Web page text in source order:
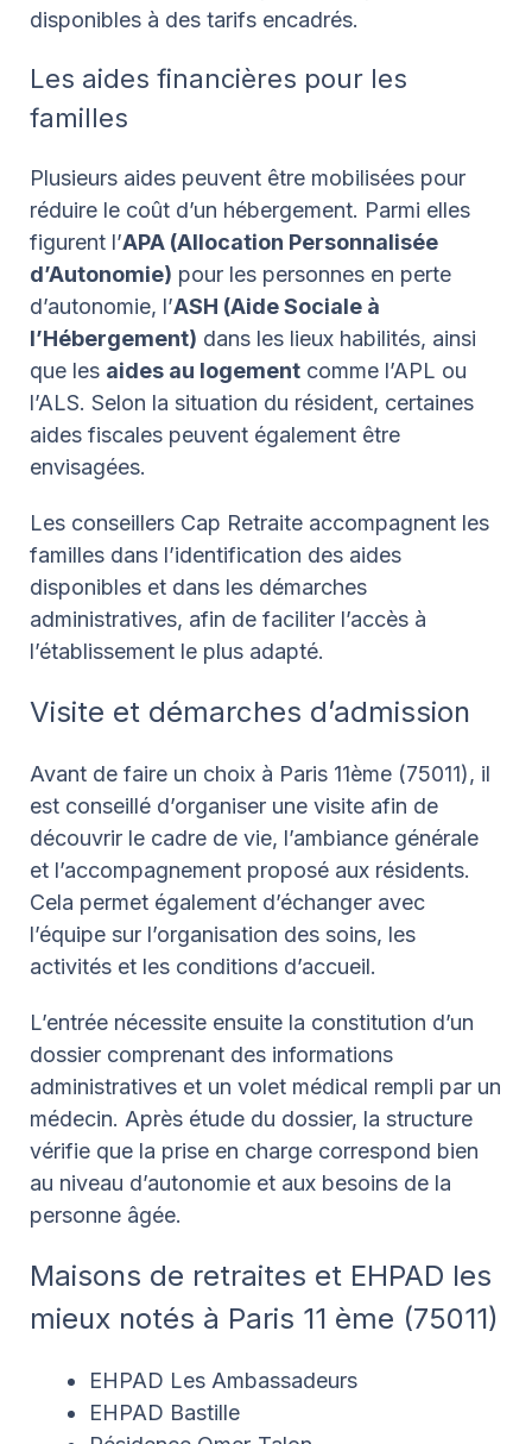
disponibles à des tarifs encadrés.
Les aides financières pour les
familles
Plusieurs aides peuvent être mobilisées pour
réduire le coût d’un hébergement. Parmi elles
figurent l’APA (Allocation Personnalisée
d’Autonomie) pour les personnes en perte
d’autonomie, l’ASH (Aide Sociale à
l’Hébergement) dans les lieux habilités, ainsi
que les aides au logement comme l’APL ou
l’ALS. Selon la situation du résident, certaines
aides fiscales peuvent également être
envisagées.
Les conseillers Cap Retraite accompagnent les
familles dans l’identification des aides
disponibles et dans les démarches
administratives, afin de faciliter l’accès à
l’établissement le plus adapté.
Visite et démarches d’admission
Avant de faire un choix à Paris 11ème (75011), il
est conseillé d’organiser une visite afin de
découvrir le cadre de vie, l’ambiance générale
et l’accompagnement proposé aux résidents.
Cela permet également d’échanger avec
l’équipe sur l’organisation des soins, les
activités et les conditions d’accueil.
L’entrée nécessite ensuite la constitution d’un
dossier comprenant des informations
administratives et un volet médical rempli par un
médecin. Après étude du dossier, la structure
vérifie que la prise en charge correspond bien
au niveau d’autonomie et aux besoins de la
personne âgée.
Maisons de retraites et EHPAD les
mieux notés à Paris 11 ème (75011)
EHPAD Les Ambassadeurs
EHPAD Bastille